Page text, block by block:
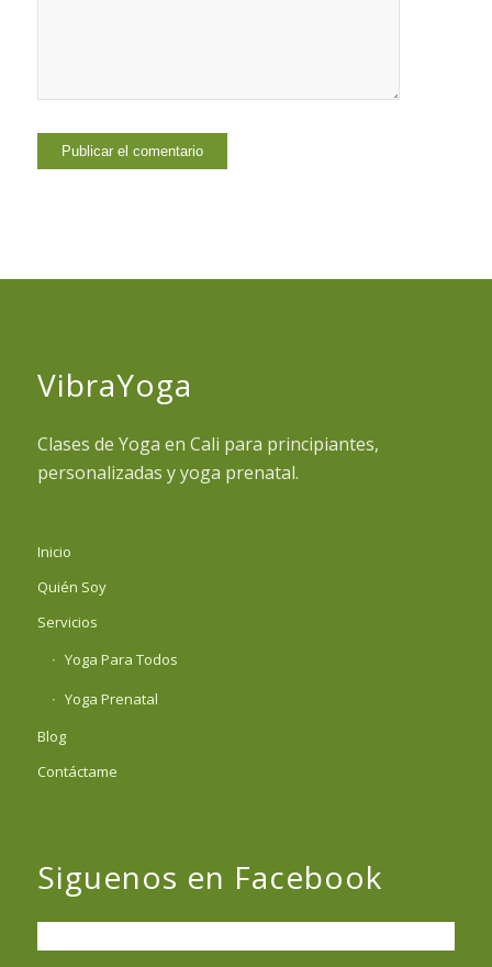
VibraYoga
Clases de Yoga en Cali para principiantes,
personalizadas y yoga prenatal.
Inicio
Quién Soy
Servicios
Yoga Para Todos
Yoga Prenatal
Blog
Contáctame
Siguenos en Facebook